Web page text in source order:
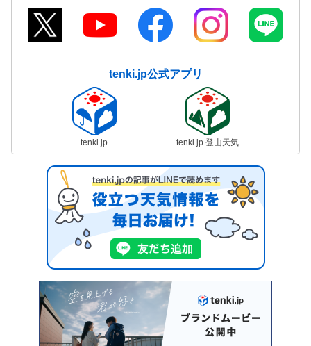
tenki.jp公式アプリ
tenki.jp tenki.jp 登山天気